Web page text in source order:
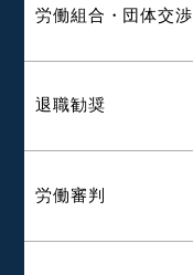
労働組合・ 団体交渉
退職勧奨
労働審判